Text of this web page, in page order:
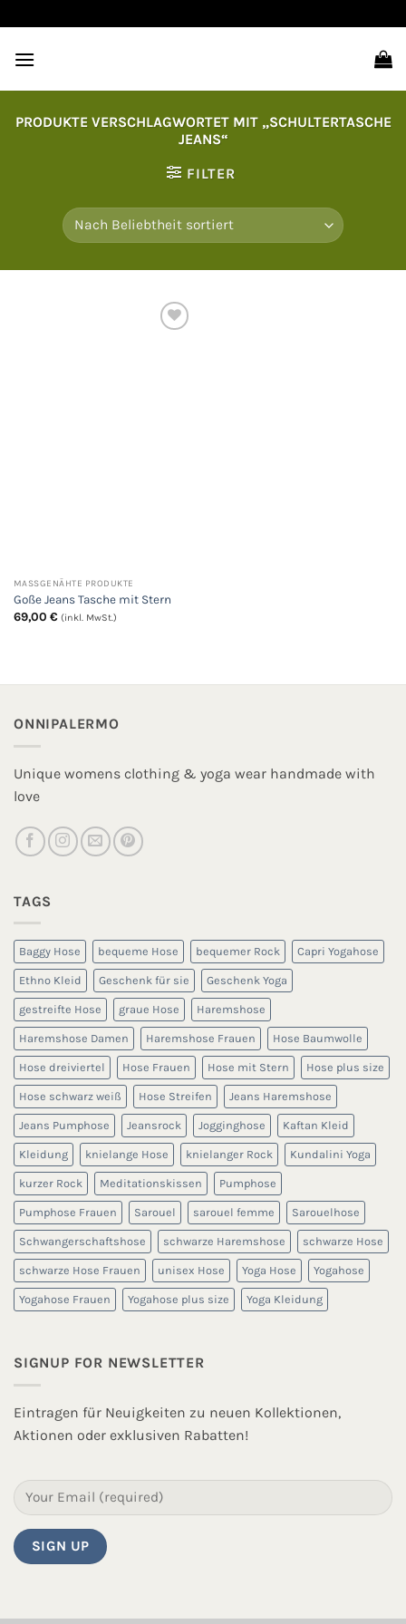
Inhalt
springen
PRODUKTE VERSCHLAGWORTET MIT „SCHULTERTASCHE
JEANS“
FILTER
MASSGENÄHTE PRODUKTE
Goße Jeans Tasche mit Stern
69,00 € (inkl. MwSt.)
ONNIPALERMO
Unique womens clothing & yoga wear handmade with
love
TAGS
Baggy Hose bequeme Hose bequemer Rock Capri Yogahose
Ethno Kleid Geschenk für sie Geschenk Yoga
gestreifte Hose graue Hose Haremshose
Haremshose Damen Haremshose Frauen Hose Baumwolle
Hose dreiviertel Hose Frauen Hose mit Stern Hose plus size
Hose schwarz weiß Hose Streifen Jeans Haremshose
Jeans Pumphose Jeansrock Jogginghose Kaftan Kleid
Kleidung knielange Hose knielanger Rock Kundalini Yoga
kurzer Rock Meditationskissen Pumphose
Pumphose Frauen Sarouel sarouel femme Sarouelhose
Schwangerschaftshose schwarze Haremshose schwarze Hose
schwarze Hose Frauen unisex Hose Yoga Hose Yogahose
Yogahose Frauen Yogahose plus size Yoga Kleidung
SIGNUP FOR NEWSLETTER
Eintragen für Neuigkeiten zu neuen Kollektionen,
Aktionen oder exklusiven Rabatten!